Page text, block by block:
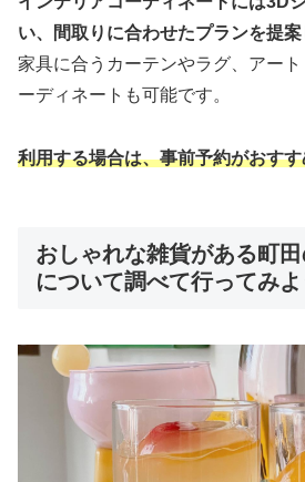
い、間取りに合わせたプランを提案
家具に合うカーテンやラグ、アー
ーディネートも可能です。
利用する場合は、事前予約がおす
おしゃれな雑貨がある町
について調べて行ってみよ